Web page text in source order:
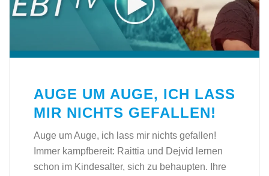
AUGE UM AUGE, ICH LASS
MIR NICHTS GEFALLEN!
Auge um Auge, ich lass mir nichts gefallen!
Immer kampfbereit: Raittia und Dejvid lernen
schon im Kindesalter, sich zu behaupten. Ihre